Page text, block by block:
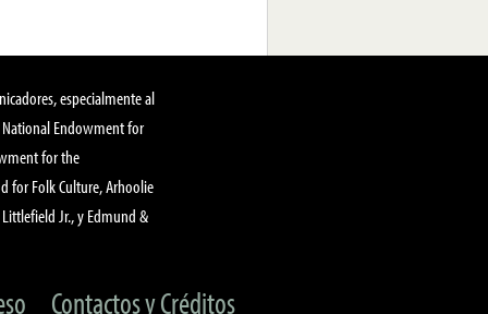
especialmente al
National Endowment for
for the
for Folk Culture, Arhoolie
Littlefield Jr., y Edmund &
Contactos y Créditos